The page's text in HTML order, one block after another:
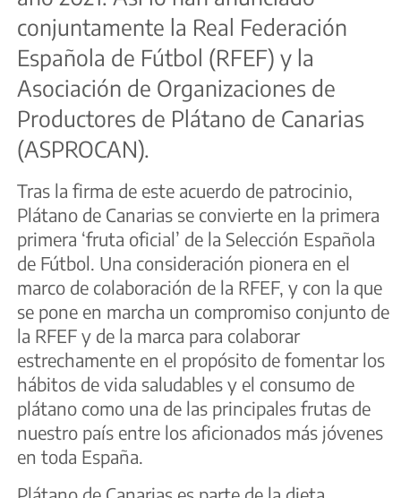
conjuntamente la Real Federación
Española de Fútbol (RFEF) y la
Asociación de Organizaciones de
Productores de Plátano de Canarias
(ASPROCAN).
Tras la firma de este acuerdo de patrocinio,
Plátano de Canarias se convierte en la primera
primera ‘fruta oficial’ de la Selección Española
de Fútbol. Una consideración pionera en el
marco de colaboración de la RFEF, y con la que
se pone en marcha un compromiso conjunto de
la RFEF y de la marca para colaborar
estrechamente en el propósito de fomentar los
hábitos de vida saludables y el consumo de
plátano como una de las principales frutas de
nuestro país entre los aficionados más jóvenes
en toda España.